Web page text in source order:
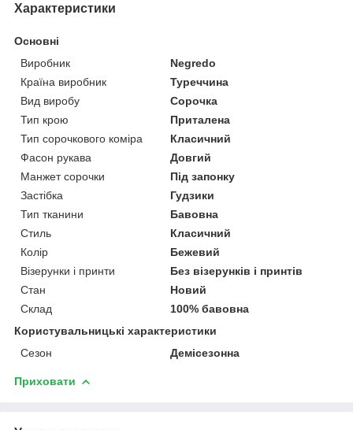
Характеристики
Основні
Виробник
Negredo
Країна виробник
Туреччина
Вид виробу
Сорочка
Тип крою
Приталена
Тип сорочкового коміра
Класичний
Фасон рукава
Довгий
Манжет сорочки
Під запонку
Застібка
Гудзики
Тип тканини
Бавовна
Стиль
Класичний
Колір
Бежевий
Візерунки і принти
Без візерунків і принтів
Стан
Новий
Склад
100% бавовна
Користувальницькі характеристики
Сезон
Демісезонна
Приховати